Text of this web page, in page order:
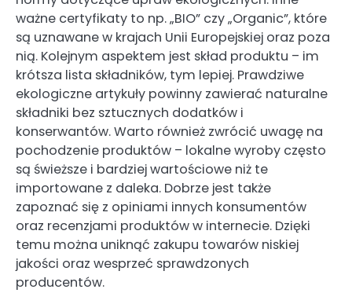
ważne certyfikaty to np. „BIO” czy „Organic”, które
są uznawane w krajach Unii Europejskiej oraz poza
nią. Kolejnym aspektem jest skład produktu – im
krótsza lista składników, tym lepiej. Prawdziwe
ekologiczne artykuły powinny zawierać naturalne
składniki bez sztucznych dodatków i
konserwantów. Warto również zwrócić uwagę na
pochodzenie produktów – lokalne wyroby często
są świeższe i bardziej wartościowe niż te
importowane z daleka. Dobrze jest także
zapoznać się z opiniami innych konsumentów
oraz recenzjami produktów w internecie. Dzięki
temu można uniknąć zakupu towarów niskiej
jakości oraz wesprzeć sprawdzonych
producentów.